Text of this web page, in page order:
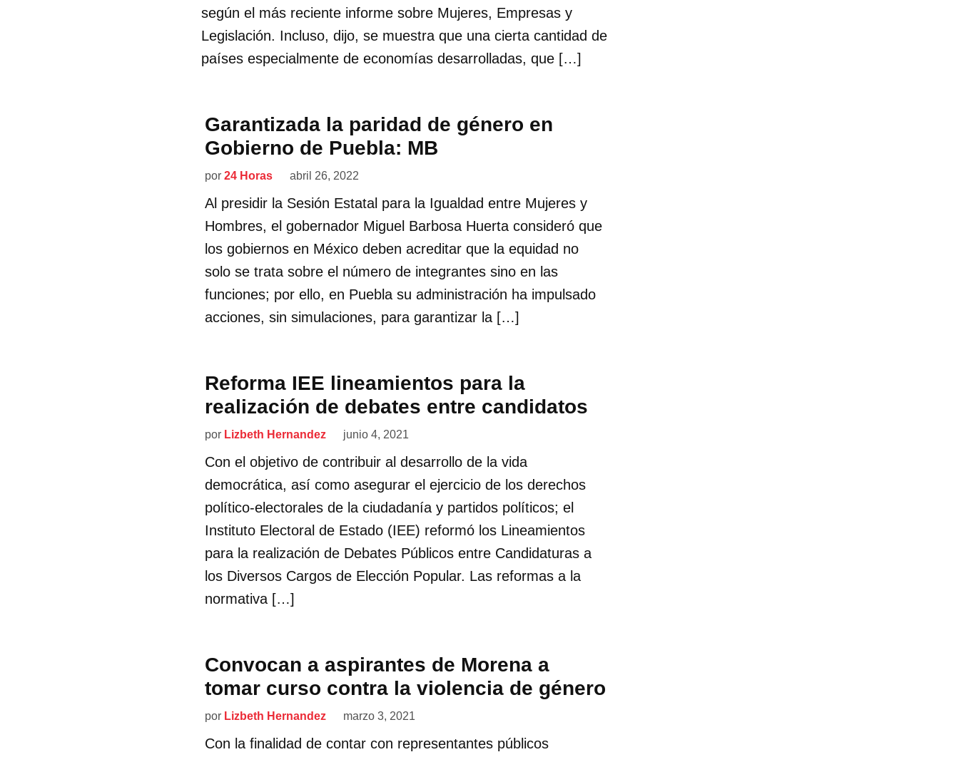
según el más reciente informe sobre Mujeres, Empresas y
Legislación. Incluso, dijo, se muestra que una cierta cantidad de
países especialmente de economías desarrolladas, que […]
Garantizada la paridad de género en
Gobierno de Puebla: MB
por 24 Horas abril 26, 2022
Al presidir la Sesión Estatal para la Igualdad entre Mujeres y
Hombres, el gobernador Miguel Barbosa Huerta consideró que
los gobiernos en México deben acreditar que la equidad no
solo se trata sobre el número de integrantes sino en las
funciones; por ello, en Puebla su administración ha impulsado
acciones, sin simulaciones, para garantizar la […]
Reforma IEE lineamientos para la
realización de debates entre candidatos
por Lizbeth Hernandez junio 4, 2021
Con el objetivo de contribuir al desarrollo de la vida
democrática, así como asegurar el ejercicio de los derechos
político-electorales de la ciudadanía y partidos políticos; el
Instituto Electoral de Estado (IEE) reformó los Lineamientos
para la realización de Debates Públicos entre Candidaturas a
los Diversos Cargos de Elección Popular. Las reformas a la
normativa […]
Convocan a aspirantes de Morena a
tomar curso contra la violencia de género
por Lizbeth Hernandez marzo 3, 2021
Con la finalidad de contar con representantes públicos